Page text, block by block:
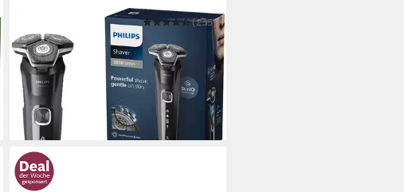
Elektrorasierer Shaver Series 5000
S5898/25
(235)
99,99 € UVP
-9%
in 1-2 Werktagen bei dir